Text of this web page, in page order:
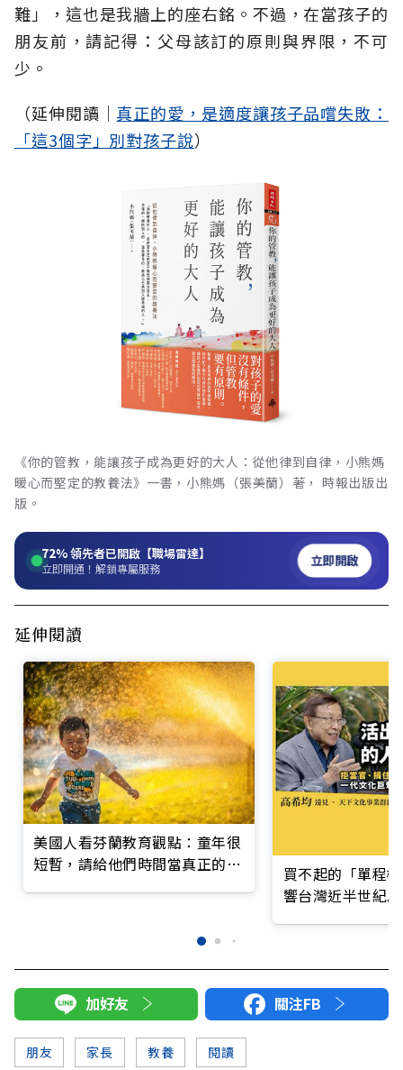
難」，這也是我牆上的座右銘。不過，在當孩子的
朋友前，請記得：父母該訂的原則與界限，不可
少。
（延伸閱讀│ 真正的愛，是適度讓孩子品嚐失敗：
「這3個字」別對孩子說）
《你的管教，能讓孩子成為更好的大人：從他律到自律，小熊媽
暖心而堅定的教養法》一書，小熊媽（張美蘭）著， 時報出版出
版。
72%領先者已開啟【職場雷達】
立即開通！解鎖專屬服務 立即開啟
延伸閱讀
美國人看芬蘭教育觀點：童年很
短暫，請給他們時間當真正的小
買不起的「單程
響台灣近半世紀
加好友 關注FB
朋友 家長 教養 閱讀